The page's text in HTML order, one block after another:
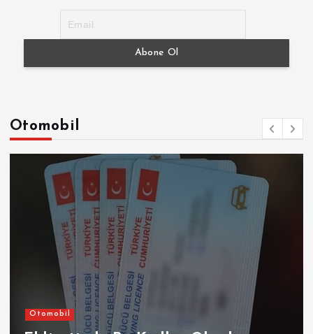
Otomobil
Otomobil